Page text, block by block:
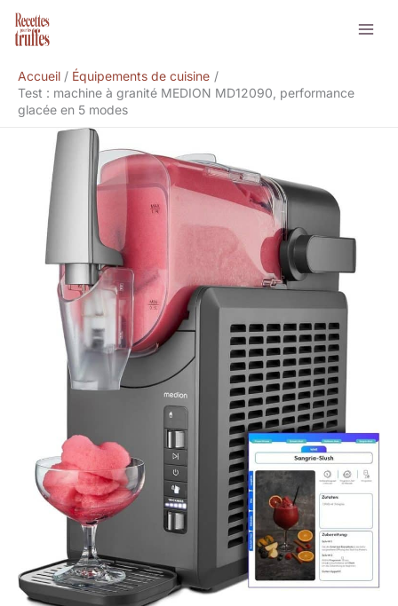
Aller
Accueil
Équipements de cuisine
Test : machine à granité MEDION MD12090, performance
glacée en 5 modes
Rechercher